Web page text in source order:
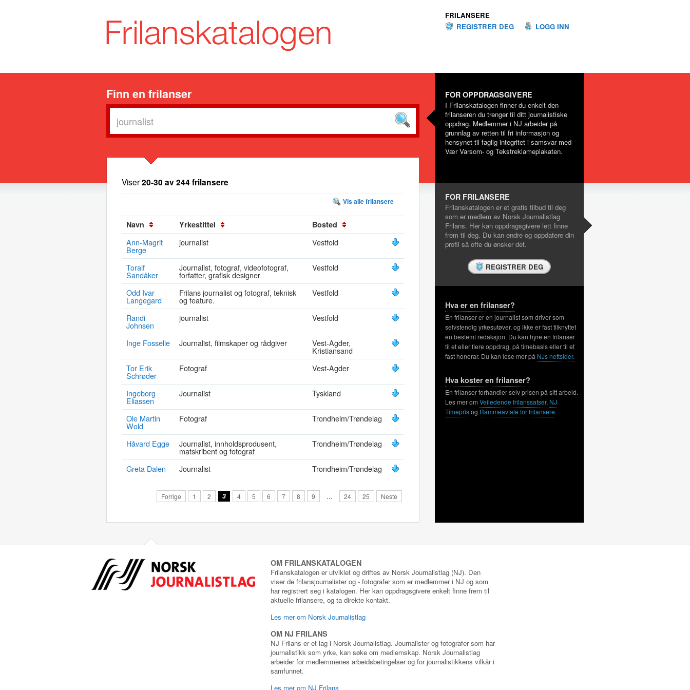
FRILANSERE
REGISTRER DEG
LOGG INN
Finn en frilanser FOR OPPDRAGSGIVERE
I Frilanskatalogen finner du enkelt den
frilanseren du trenger til ditt journalistiske
oppdrag. Medlemmer i NJ arbeider på
grunnlag av retten til fri informasjon og
hensynet til faglig integritet i samsvar med
Vær Varsom- og Tekstreklameplakaten.
Viser20-30 av 244 frilansere
Vis alle frilansere
Navn Yrkestittel Bosted
Ann-Magrit
Berge
journalist Vestfold
Toralf
Sandåker
Journalist, fotograf, videofotograf,
forfatter, grafisk designer
Vestfold
Odd Ivar
Langegard
Frilans journalist og fotograf, teknisk
og feature.
Vestfold
Randi
Johnsen
journalist Vestfold
Inge Fosselie Journalist, filmskaper og rådgiver Vest-Agder,
Kristiansand
Tor Erik
Schrøder
Fotograf Vest-Agder
Ingeborg
Eliassen
Journalist Tyskland
Ole Martin
Wold
Fotograf Trondheim/Trøndelag
Håvard Egge Journalist, innholdsprodusent,
matskribent og fotograf
Trondheim/Trøndelag
Greta Dalen Journalist Trondheim/Trøndelag
Forrige 1 2 3 4 5 6 7 8 9 … 24 25 Neste
FOR FRILANSERE
Frilanskatalogen er et gratis tilbud til deg
som er medlem av Norsk Journalistlag
Frilans. Her kan oppdragsgivere lett finne
frem til deg. Du kan endre og oppdatere din
profil så ofte du ønsker det.
REGISTRER DEG
Hva er en frilanser?
En frilanser er en journalist som driver som
selvstendig yrkesutøver, og ikke er fast tilknyttet
en bestemt redaksjon. Du kan hyre en frilanser
til et eller flere oppdrag, på timebasis eller til et
fast honorar. Du kan lese mer på NJs nettsider.
Hva koster en frilanser?
En frilanser forhandler selv prisen på sitt arbeid.
Les mer om Veiledende frilanssatser, NJ
Timeprisog Rammeavtale for frilansere.
OM FRILANSKATALOGEN
Frilanskatalogen er utviklet og driftes av Norsk Journalistlag (NJ). Den
viser de frilansjournalister og - fotografer som er medlemmer i NJ og som
har registrert seg i katalogen. Her kan oppdragsgivere enkelt finne frem til
aktuelle frilansere, og ta direkte kontakt.
Les mer om Norsk Journalistlag
OM NJ FRILANS
NJ Frilans er et lag i Norsk Journalistlag. Journalister og fotografer som har
journalistikk som yrke, kan søke om medlemskap. Norsk Journalistlag
arbeider for medlemmenes arbeidsbetingelser og for journalistikkens vilkår i
samfunnet.
Les mer om NJ Frilans